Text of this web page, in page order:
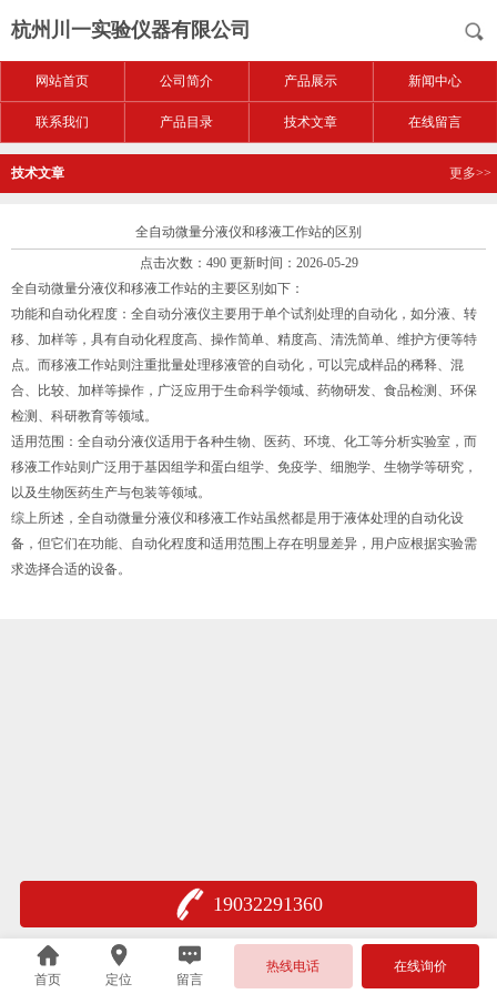
杭州川一实验仪器有限公司
网站首页 公司简介 产品展示 新闻中心
联系我们 产品目录 技术文章 在线留言
技术文章 更多>>
全自动微量分液仪和移液工作站的区别
点击次数：490 更新时间：2026-05-29
全自动微量分液仪和移液工作站的主要区别如下：
功能和自动化程度：全自动分液仪主要用于单个试剂处理的自动化，如分液、转
移、加样等，具有自动化程度高、操作简单、精度高、清洗简单、维护方便等特
点。而移液工作站则注重批量处理移液管的自动化，可以完成样品的稀释、混
合、比较、加样等操作，广泛应用于生命科学领域、药物研发、食品检测、环保
检测、科研教育等领域。
适用范围：全自动分液仪适用于各种生物、医药、环境、化工等分析实验室，而
移液工作站则广泛用于基因组学和蛋白组学、免疫学、细胞学、生物学等研究，
以及生物医药生产与包装等领域。
综上所述，全自动微量分液仪和移液工作站虽然都是用于液体处理的自动化设
备，但它们在功能、自动化程度和适用范围上存在明显差异，用户应根据实验需
求选择合适的设备。
19032291360
首页 定位 留言
热线电话 在线询价